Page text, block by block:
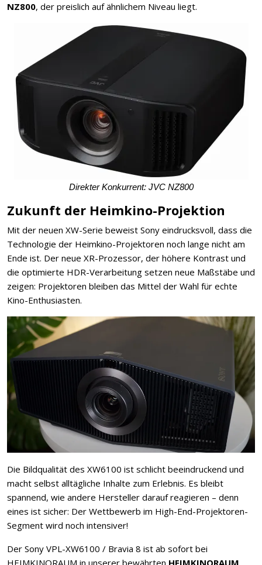
NZ800, der preislich auf ähnlichem Niveau liegt.
Direkter Konkurrent: JVC NZ800
Zukunft der Heimkino-Projektion
Mit der neuen XW-Serie beweist Sony eindrucksvoll, dass die
Technologie der Heimkino-Projektoren noch lange nicht am
Ende ist. Der neue XR-Prozessor, der höhere Kontrast und
die optimierte HDR-Verarbeitung setzen neue Maßstäbe und
zeigen: Projektoren bleiben das Mittel der Wahl für echte
Kino-Enthusiasten.
Die Bildqualität des XW6100 ist schlicht beeindruckend und
macht selbst alltägliche Inhalte zum Erlebnis. Es bleibt
spannend, wie andere Hersteller darauf reagieren – denn
eines ist sicher: Der Wettbewerb im High-End-Projektoren-
Segment wird noch intensiver!
Der Sony VPL-XW6100 / Bravia 8 ist ab sofort bei